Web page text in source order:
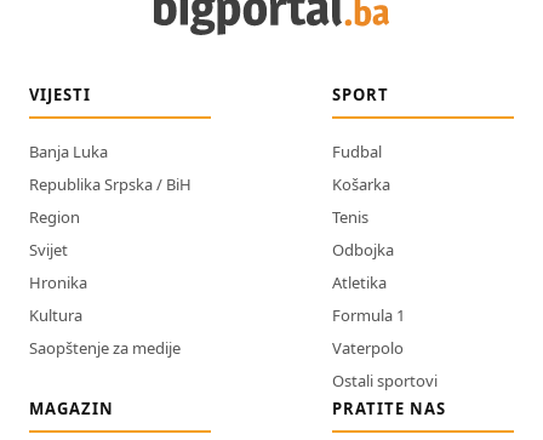
VIJESTI
Banja Luka
Republika Srpska / BiH
Region
Svijet
Hronika
Kultura
Saopštenje za medije
SPORT
Fudbal
Košarka
Tenis
Odbojka
Atletika
Formula 1
Vaterpolo
Ostali sportovi
MAGAZIN
PRATITE NAS